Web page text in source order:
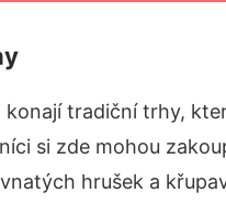
konají tradiční trhy,
si zde mohou
hrušek a